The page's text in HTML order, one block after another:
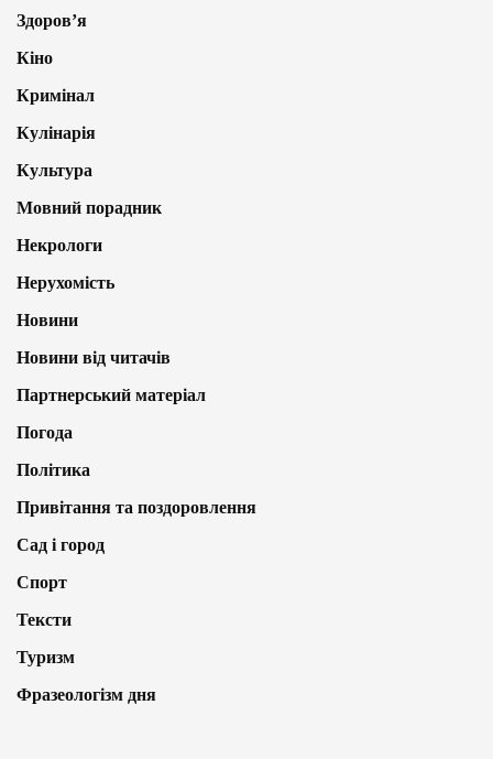
Здоров’я
Кіно
Кримінал
Кулінарія
Культура
Мовний порадник
Некрологи
Нерухомість
Новини
Новини від читачів
Партнерський матеріал
Погода
Політика
Привітання та поздоровлення
Сад і город
Спорт
Тексти
Туризм
Фразеологізм дня